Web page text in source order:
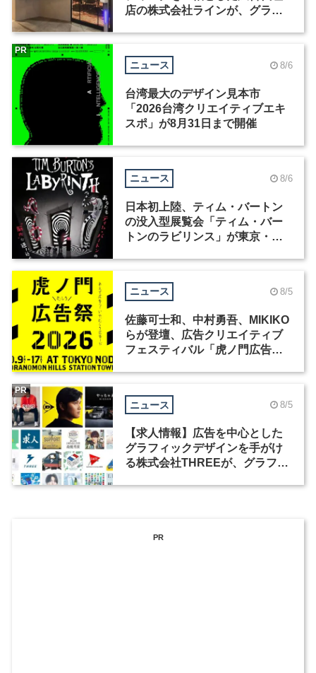
店の株式会社ラインが、グラフ
ニュース 8/6
台湾最大のデザイン見本市
「2026台湾クリエイティブエキ
スポ」が8月31日まで開催
PR
ニュース 8/6
日本初上陸、ティム・バートン
の没入型展覧会「ティム・バー
トンのラビリンス」が東京・豊
ニュース 8/5
佐藤可士和、中村勇吾、MIKIKO
らが登壇、広告クリエイティブ
フェスティバル「虎ノ門広告
ニュース 8/5
【求人情報】広告を中心とした
グラフィックデザインを手がけ
る株式会社THREEが、グラフィ
PR
PR